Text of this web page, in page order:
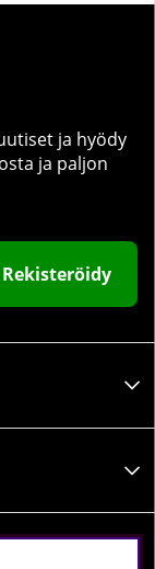
ja hyödy
ja paljon
Rekisteröidy